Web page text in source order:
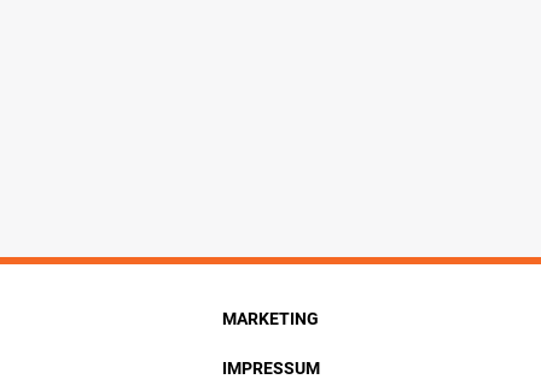
MARKETING
IMPRESSUM